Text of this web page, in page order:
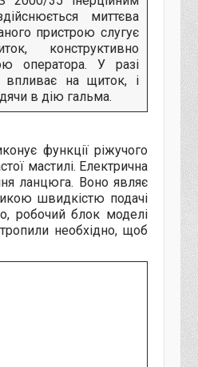
миттєва
пристрою слугує
конструктивно
оператора. У разі
впливає на щиток, і
в дію гальма.
функції ріжучого
мастилі. Електрична
ланцюга. Воно являє
швидкістю подачі
робочий блок моделі
необхідно, щоб